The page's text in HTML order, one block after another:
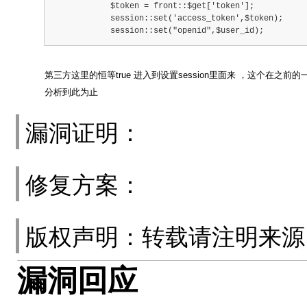
            $token = front::$get['token'];
            session::set('access_token',$token);
            session::set("openid",$user_id);
第三方这里的恒等true 进入到设置session里面来 ，这个在之前的
分析到此为止
漏洞证明：
修复方案：
版权声明：转载请注明来
漏洞回应